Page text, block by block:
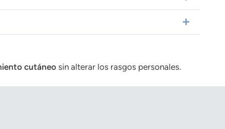
cutáneosin alterar los rasgos personales.